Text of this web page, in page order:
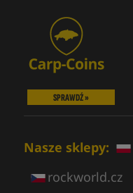
SPRAWDŹ »
Nasze sklepy:
rockworld.cz